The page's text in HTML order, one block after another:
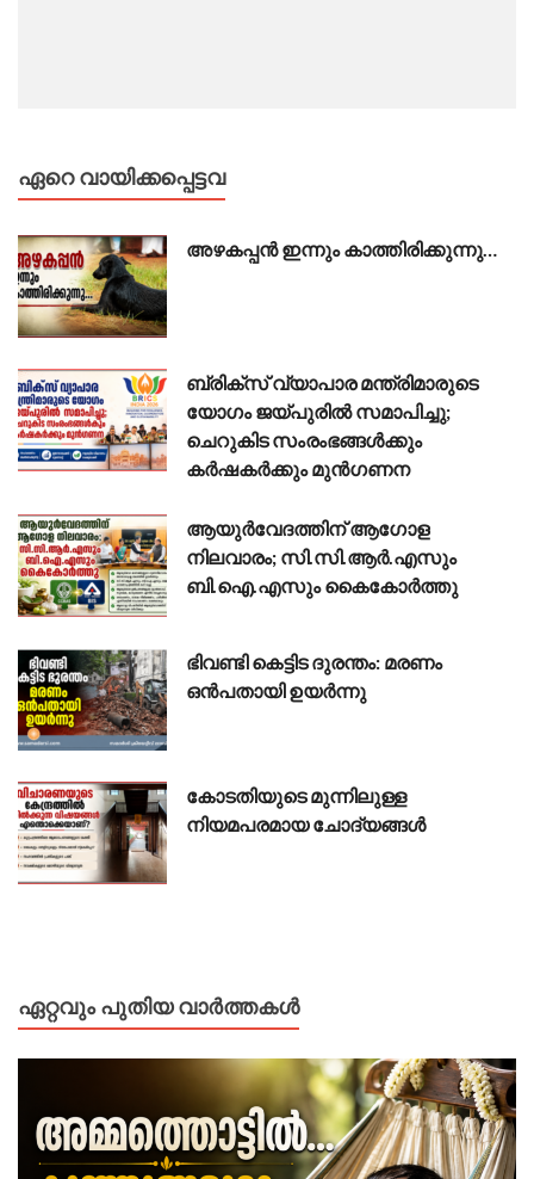
ഏറെ വായിക്കപ്പെട്ടവ
അഴകപ്പൻ ഇന്നും കാത്തിരിക്കുന്നു…
ബ്രിക്സ് വ്യാപാര മന്ത്രിമാരുടെ
യോഗം ജയ്പുരിൽ സമാപിച്ചു;
ചെറുകിട സംരംഭങ്ങൾക്കും
കർഷകർക്കും മുൻഗണന
ആയുർവേദത്തിന് ആഗോള
നിലവാരം; സി.സി.ആർ.എസും
ബി.ഐ.എസും കൈകോർത്തു
ഭിവണ്ടി കെട്ടിട ദുരന്തം: മരണം
ഒൻപതായി ഉയർന്നു
കോടതിയുടെ മുന്നിലുള്ള
നിയമപരമായ ചോദ്യങ്ങൾ
ഏറ്റവും പുതിയ വാർത്തകൾ